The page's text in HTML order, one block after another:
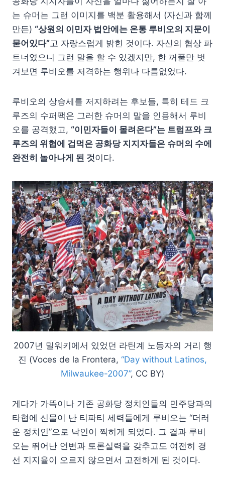
는 슈머는 그런 이미지를 백분 활용해서 (자신과 함께
만든) “상원의 이민자 법안에는 온통 루비오의 지문이
묻어있다”고 자랑스럽게 밝힌 것이다. 자신의 협상 파
트너였으니 그런 말을 할 수 있겠지만, 한 꺼풀만 벗
겨보면 루비오를 저격하는 행위나 다름없었다.
루비오의 상승세를 저지하려는 후보들, 특히 테드 크
루즈의 수퍼팩은 그러한 슈머의 말을 인용해서 루비
오를 공격했고, “이민자들이 몰려온다”는 트럼프와 크
루즈의 위협에 겁먹은 공화당 지지자들은 슈머의 수에
완전히 놀아나게 된 것이다.
2007년 밀워키에서 있었던 라틴계 노동자의 거리 행
진 (Voces de la Frontera, “Day without Latinos,
Milwaukee-2007”, CC BY)
게다가 가뜩이나 기존 공화당 정치인들의 민주당과의
타협에 신물이 난 티파티 세력들에게 루비오는 “더러
운 정치인”으로 낙인이 찍히게 되었다. 그 결과 루비
오는 뛰어난 언변과 토론실력을 갖추고도 여전히 경
선 지지율이 오르지 않으면서 고전하게 된 것이다.